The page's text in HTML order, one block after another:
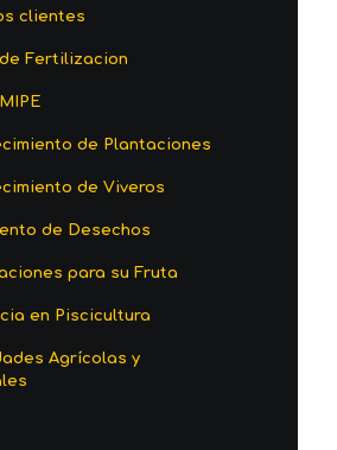
clientes
Fertilizacion
de Plantaciones
de Viveros
de Desechos
para su Fruta
en Piscicultura
Agrícolas y